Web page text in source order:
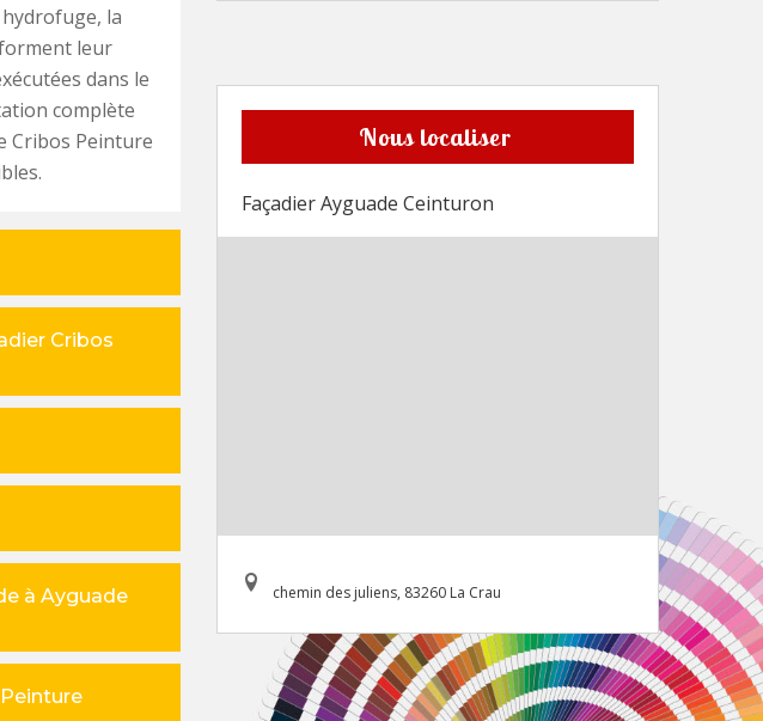
la
leur
dans le
complète
Cribos Peinture
Cribos
à Ayguade
Nous localiser
Façadier Ayguade Ceinturon
chemin des juliens, 83260 La Crau